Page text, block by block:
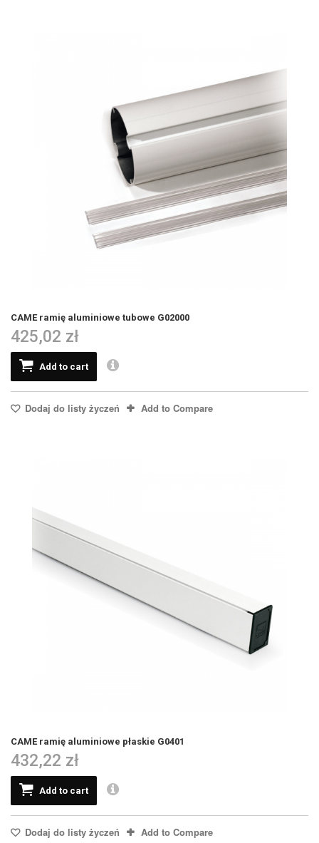
CAME ramię aluminiowe tubowe G02000
425,02 zł
Add to cart
Dodaj do listy życzeń Add to Compare
CAME ramię aluminiowe płaskie G0401
432,22 zł
Add to cart
Dodaj do listy życzeń Add to Compare